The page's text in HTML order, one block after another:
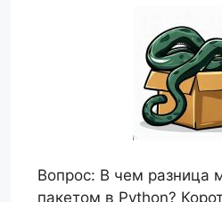
Вопрос: В чем разница
пакетом в Python?